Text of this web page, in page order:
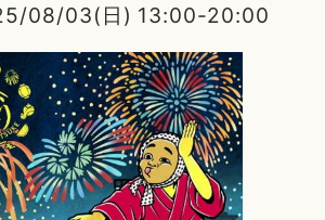
08/03(日) 13:00-20:00